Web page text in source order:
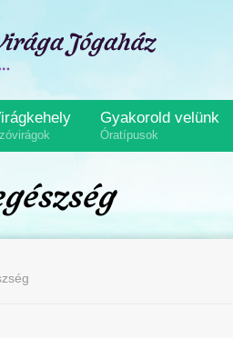
Gyakorold velünk
Óratípusok